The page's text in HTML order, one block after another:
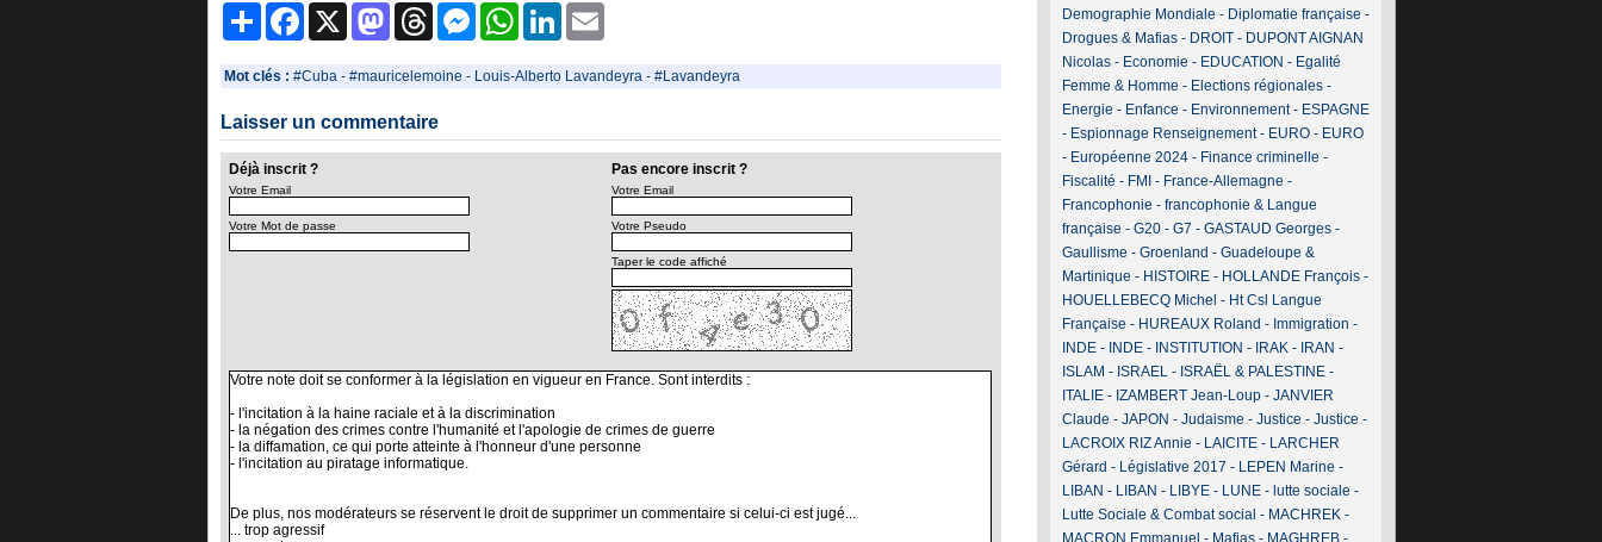
PartagerFacebook MastodonThreads MessengerWhatsAppLinkedIn
Mot clés : #Cuba- #mauricelemoine - Louis-Alberto Lavandeyra- #Lavandeyra
Laisser un commentaire
Déjà inscrit ? Pas encore inscrit ?
Votre Email
Votre Mot de passe
Votre Email
Votre Pseudo
Taper le code affiché
Demographie Mondiale - Diplomatie française -
Drogues & Mafias- DROIT- DUPONT AIGNAN
Nicolas- Economie - EDUCATION - Egalité
Femme & Homme - Elections régionales-
Energie - Enfance - Environnement- ESPAGNE
- Espionnage Renseignement- EURO- EURO
- Européenne 2024- Finance criminelle -
Fiscalité - FMI - France-Allemagne -
Francophonie - francophonie & Langue
française - G20- G7 - GASTAUD Georges-
Gaullisme - Groenland - Guadeloupe &
Martinique - HISTOIRE- HOLLANDE François-
HOUELLEBECQ Michel - Ht Csl Langue
Française - HUREAUX Roland - Immigration -
INDE- INDE- INSTITUTION - IRAK- IRAN -
ISLAM - ISRAEL- ISRAËL & PALESTINE-
ITALIE- IZAMBERT Jean-Loup- JANVIER
Claude - JAPON - Judaisme - Justice - Justice -
LACROIX RIZ Annie - LAICITE- LARCHER
Gérard - Législative 2017 - LEPEN Marine -
LIBAN - LIBAN - LIBYE- LUNE- lutte sociale -
Lutte Sociale & Combat social - MACHREK-
MACRON Emmanuel - Mafias- MAGHREB-